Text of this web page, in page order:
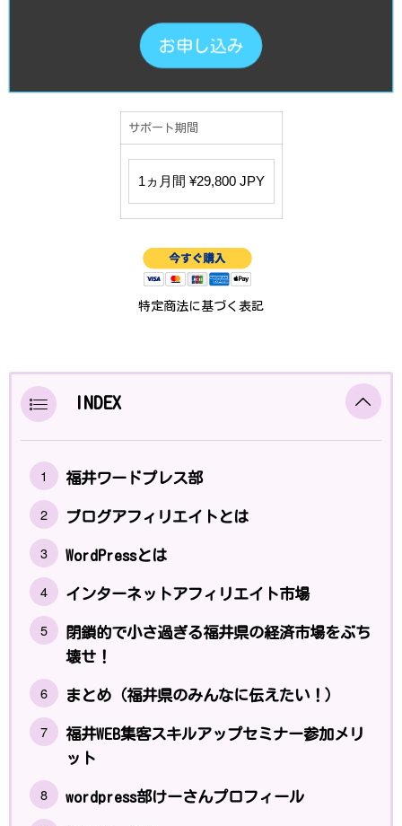
お申し込み
サポート期間
特定商法に基づく表記
INDEX
福井ワードプレス部
ブログアフィリエイトとは
WordPressとは
インターネットアフィリエイト市場
閉鎖的で小さ過ぎる福井県の経済市場をぶち
壊せ！
まとめ（福井県のみんなに伝えたい！）
福井WEB集客スキルアップセミナー参加メリ
ット
wordpress部けーさんプロフィール